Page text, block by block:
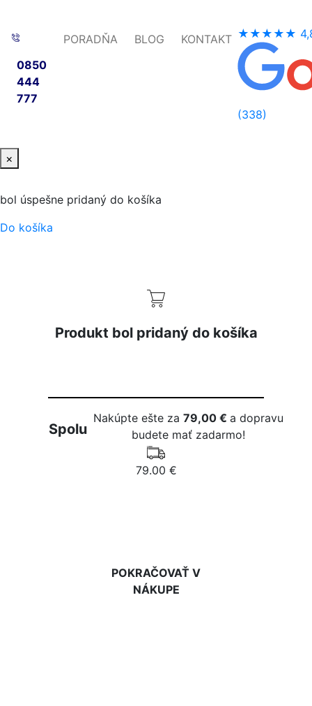
0850
444
777
PORADŇA BLOG KONTAKT ★★★★★
(338)
×
bol úspešne pridaný do košíka
Do košíka
Produkt bol pridaný do košíka
Spolu
Nakúpte ešte za79,00 €a dopravu
budete mať zadarmo!
79.00 €
POKRAČOVAŤ V
NÁKUPE